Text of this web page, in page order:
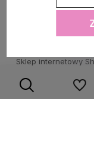
Sklep internetowy